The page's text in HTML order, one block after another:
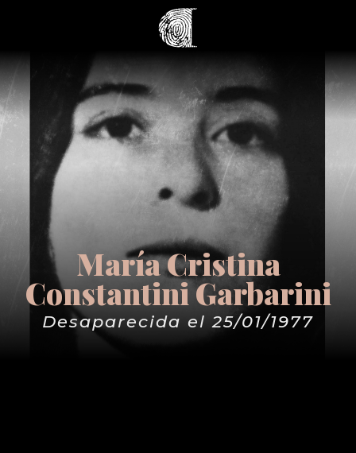
María Cristina
Constantini Garbarini
Desaparecida el 25/01/1977